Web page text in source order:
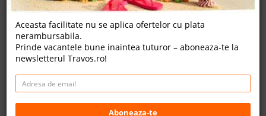
nota Travos: 6.8
El Arenal, Mallorca, Spania
Carrer Josep Maria Quadrado, 7, 07600 S'Arenal, Illes
Balears, Spania
Distanta fata de plaja: 600m
CAZARE
CHARTER AVION
CAZARE + AUTOCAR
CONTACT
Aceasta facilitate nu se aplica ofertelor cu plata
nerambursabila.
Prinde vacantele bune inaintea tuturor – aboneaza-te la
newsletterul Travos.ro!
Aboneaza-te